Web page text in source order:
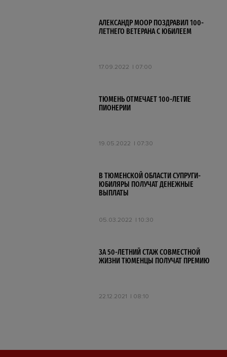
АЛЕКСАНДР МООР ПОЗДРАВИЛ 100-
ЛЕТНЕГО ВЕТЕРАНА С ЮБИЛЕЕМ
17.09.2022 07:00
ТЮМЕНЬ ОТМЕЧАЕТ 100-ЛЕТИЕ
ПИОНЕРИИ
19.05.2022 07:30
В ТЮМЕНСКОЙ ОБЛАСТИ СУПРУГИ-
ЮБИЛЯРЫ ПОЛУЧАТ ДЕНЕЖНЫЕ
ВЫПЛАТЫ
05.03.2022 10:30
ЗА 50-ЛЕТНИЙ СТАЖ СОВМЕСТНОЙ
ЖИЗНИ ТЮМЕНЦЫ ПОЛУЧАТ ПРЕМИЮ
22.12.2021 08:10